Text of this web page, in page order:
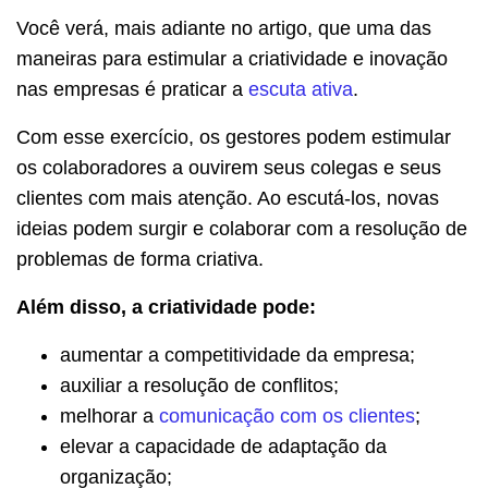
Você verá, mais adiante no artigo, que uma das
maneiras para estimular a criatividade e inovação
nas empresas é praticar a escuta ativa.
Com esse exercício, os gestores podem estimular
os colaboradores a ouvirem seus colegas e seus
clientes com mais atenção. Ao escutá-los, novas
ideias podem surgir e colaborar com a resolução de
problemas de forma criativa.
Além disso, a criatividade pode:
aumentar a competitividade da empresa;
auxiliar a resolução de conflitos;
melhorar a comunicação com os clientes;
elevar a capacidade de adaptação da
organização;